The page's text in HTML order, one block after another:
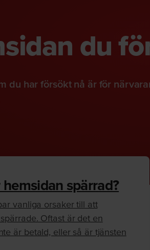
du
du har försökt nå är för
spärrad?
vanliga orsaker till att
Oftast är det en
är betald, eller så är tjänsten